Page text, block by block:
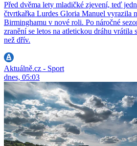
Před dvěma lety mladičké zjevení, teď
čtvrtkařka Lurdes Gloria Manuel vyrazila
Birminghamu v nové roli. Po náročné
zranění se letos na atletickou dráhu vrátila
než dřív.
Aktuálně.cz - Sport
dnes, 05:03